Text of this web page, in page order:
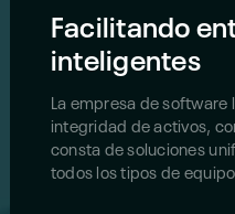
Facilitando
inteligentes
La empresa de
integridad de activos,
consta de soluciones
todos los tipos de